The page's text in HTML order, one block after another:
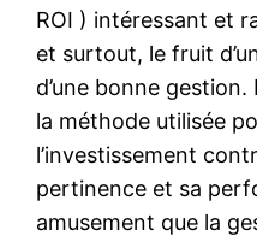
ROI ) intéressant et
et surtout, le fruit
d’une bonne
la méthode utilisée
l’investissement
pertinence et sa
amusement que la